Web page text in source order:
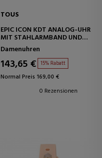
TOUS
EPIC ICON KDT ANALOG-UHR
MIT STAHLARMBAND UND
PERLMUTTZIFFERBLATT
Damenuhren
143,65 € 15% Rabatt
Normal Preis 169,00 €
0 Rezensionen